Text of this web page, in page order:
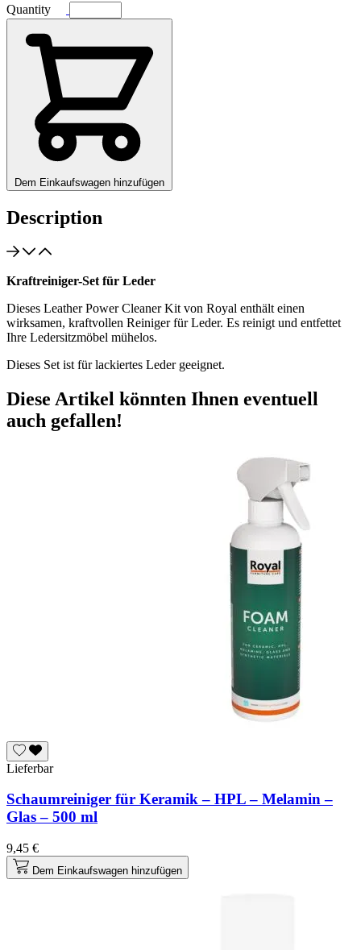
Quantity
Dem Einkaufswagen hinzufügen
Description
Kraftreiniger-Set für Leder
Dieses Leather Power Cleaner Kit von Royal enthält einen
wirksamen, kraftvollen Reiniger für Leder. Es reinigt und entfettet
Ihre Ledersitzmöbel mühelos.
Dieses Set ist für lackiertes Leder geeignet.
Diese Artikel könnten Ihnen eventuell
auch gefallen!
Lieferbar
Schaumreiniger für Keramik – HPL – Melamin –
Glas – 500 ml
9,45 €
Dem Einkaufswagen hinzufügen